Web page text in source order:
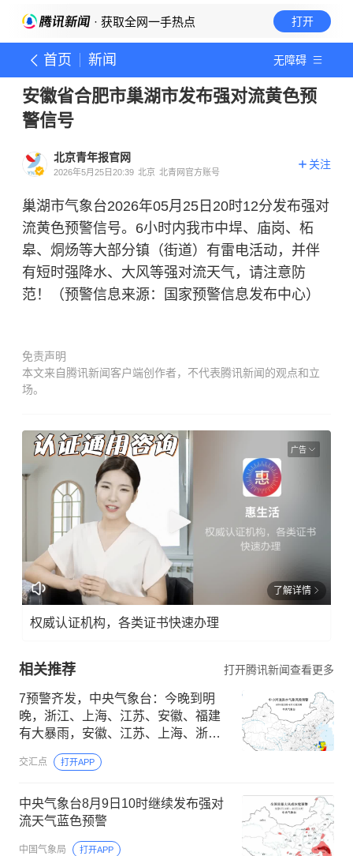
· 获取全网一手热点 打开
首页 新闻 无障碍
安徽省合肥市巢湖市发布强对流黄色预
警信号
北京青年报官网
2026年5月25日20:39 北京 北青网官方账号
关注
巢湖市气象台2026年05月25日20时12分发布强对
流黄色预警信号。6小时内我市中垾、庙岗、柘
皋、烔炀等大部分镇（街道）有雷电活动，并伴
有短时强降水、大风等强对流天气，请注意防
范！（预警信息来源：国家预警信息发布中心）
免责声明
本文来自腾讯新闻客户端创作者，不代表腾讯新闻的观点和立
场。
广告
了解详情
权威认证机构，各类证书快速办理
相关推荐 打开腾讯新闻查看更多
7预警齐发，中央气象台：今晚到明
晚，浙江、上海、江苏、安徽、福建
有大暴雨，安徽、江苏、上海、浙江
等地有10级以上雷暴大风
交汇点 打开APP
中央气象台8月9日10时继续发布强对
流天气蓝色预警
中国气象局 打开APP